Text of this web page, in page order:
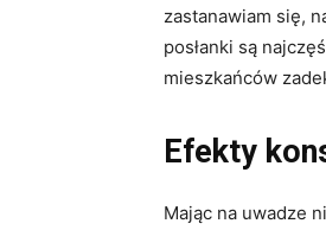
zastanawiam się,
posłanki są
mieszkańców
Efekty
Mając na uwadze